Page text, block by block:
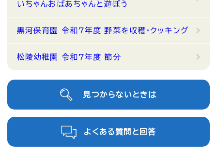
いちゃんおばあちゃんと遊ぼう
黒河保育園 令和7年度 野菜を収穫・クッキング
松陵幼稚園 令和7年度 節分
見つからないときは
よくある質問と回答